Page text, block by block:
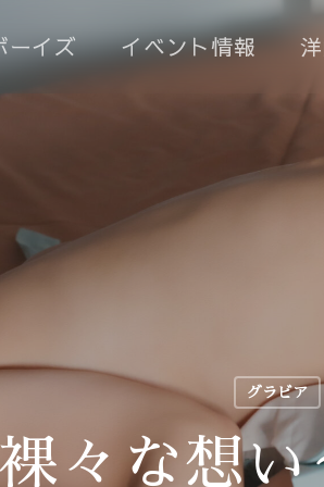
ーイズ イベント情報
グラビア
々な想